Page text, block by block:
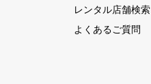
レンタル店舗検索
よくあるご質問